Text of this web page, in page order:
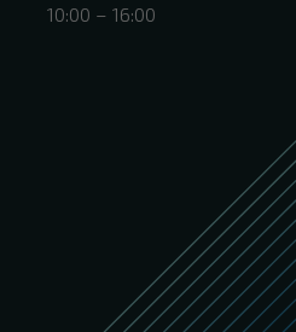
10:00 – 16:00